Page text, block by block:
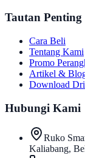
Tautan Penting
Cara Beli
Tentang Kami
Promo
Artikel &
Download
Hubungi Kami
Ruko
Kaliabang,